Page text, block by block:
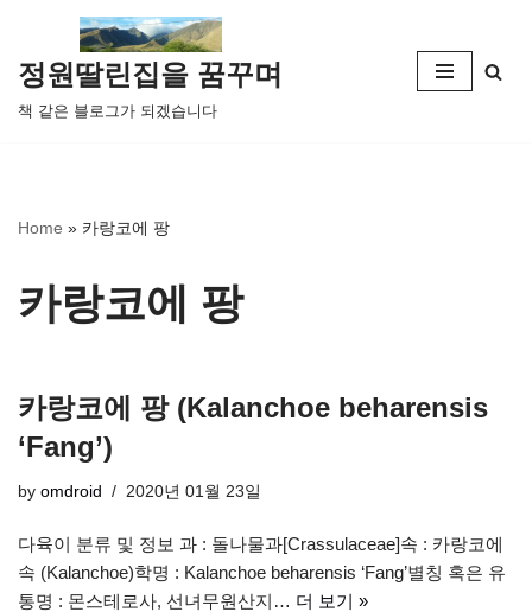
콘
텐
츠
뛰
정원딸린집을 꿈꾸며
책 같은 블로그가 되겠습니다
Home » 카랑코에 팡
카랑코에 팡
카랑코에 팡 (Kalanchoe beharensis
‘Fang’)
by omdroid 2020년 01월 23일
다육이 분류 및 정보 과 : 돌나물과[Crassulaceae]속 : 카랑코에
속 (Kalanchoe)학명 : Kalanchoe beharensis ‘Fang’별칭 혹은 유
통명 : 몬스테로사, 선녀무원산지… 더 보기 »